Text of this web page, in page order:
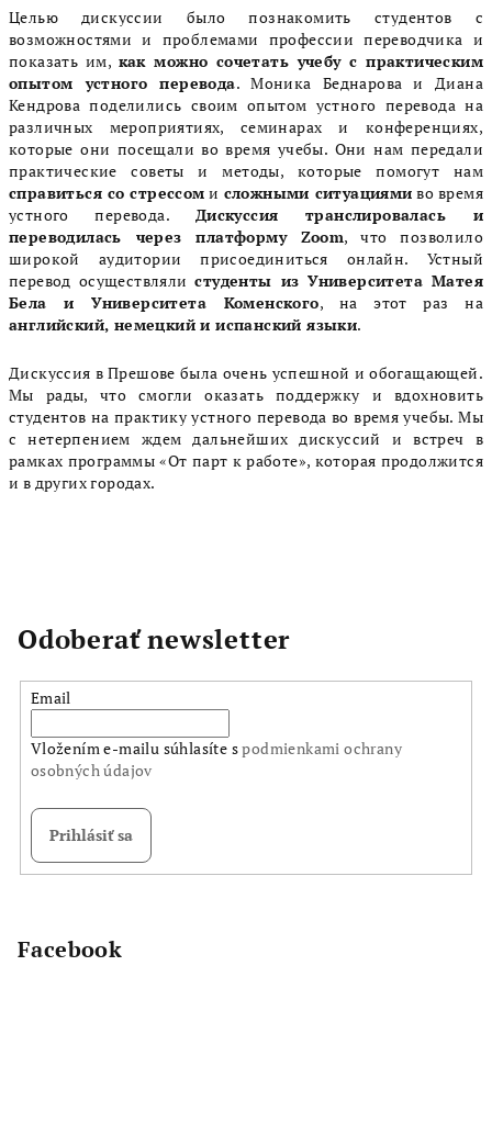
Целью дискуссии было познакомить студентов с
возможностями и проблемами профессии переводчика и
показать им, как можно сочетать учебу с практическим
опытом устного перевода. Моника Беднарова и Диана
Кендрова поделились своим опытом устного перевода на
различных мероприятиях, семинарах и конференциях,
которые они посещали во время учебы. Они нам передали
практические советы и методы, которые помогут нам
справиться со стрессом и сложными ситуациями во время
устного перевода. Дискуссия транслировалась и
переводилась через платформу Zoom, что позволило
широкой аудитории присоединиться онлайн. Устный
перевод осуществлялистуденты из Университета Матея
Бела и Университета Коменского, на этот раз на
английский, немецкий и испанский языки.
Дискуссия в Прешове была очень успешной и обогащающей.
Мы рады, что смогли оказать поддержку и вдохновить
студентов на практику устного перевода во время учебы. Мы
с нетерпением ждем дальнейших дискуссий и встреч в
рамках программы «От парт к работе», которая продолжится
и в других городах.
Odoberať newsletter
Email
Vložením e-mailu súhlasíte spodmienkami ochrany
osobných údajov
Prihlásiť sa
Facebook